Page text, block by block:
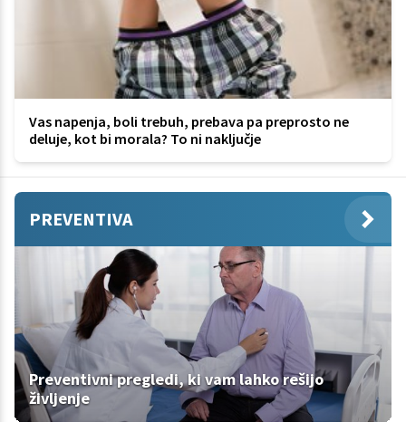
Vas napenja, boli trebuh, prebava pa preprosto ne
deluje, kot bi morala? To ni naključje
PREVENTIVA
Preventivni pregledi, ki vam lahko rešijo
življenje